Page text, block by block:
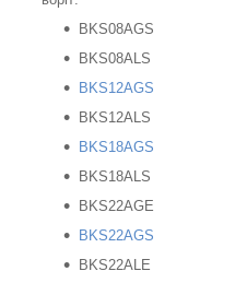
BKS08AGS
BKS08ALS
BKS12AGS
BKS12ALS
BKS18AGS
BKS18ALS
BKS22AGE
BKS22AGS
BKS22ALE